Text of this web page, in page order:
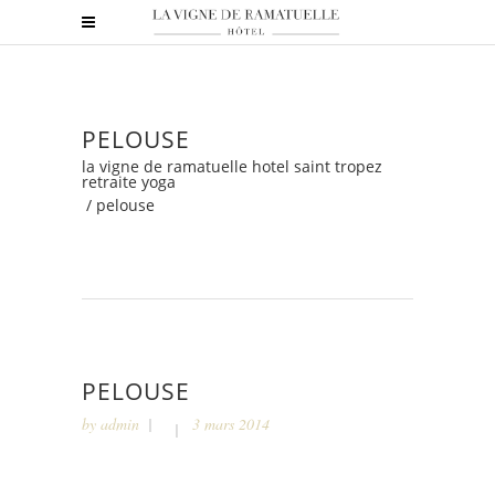
PELOUSE
la vigne de ramatuelle hotel saint tropez
retraite yoga
/ pelouse
PELOUSE
by admin 3 mars 2014